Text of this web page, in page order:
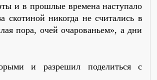
и в прошлые времена наступало
скотиной никогда не считались в
пора, очей очарованьем», а дни
и разрешил поделиться с